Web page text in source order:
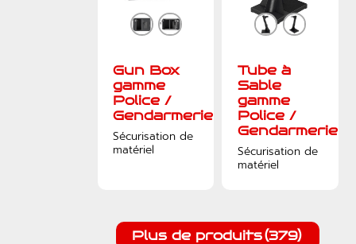
Gun Box
gamme
Police /
Gendarmerie
Sécurisation de
matériel
Tube à
Sable
gamme
Police /
Gendarmerie
Sécurisation de
matériel
Plus de produits(379)